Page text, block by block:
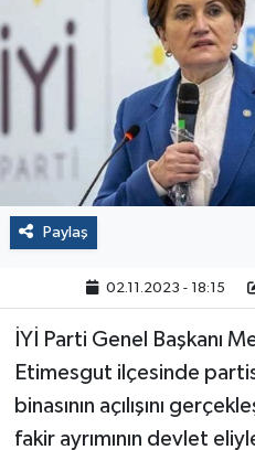
Paylaş
02.11.2023 - 18:15
İYİ Parti Genel Başkanı
Etimesgut ilçesinde
binasının açılışını
fakir ayrımının devlet
Sağlık
Yaşam
Çalışma Hayatı
Kadın